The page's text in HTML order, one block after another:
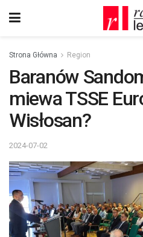
Strona Główna Region
Baranów
miewa TSSE
Wisłosan?
2024-07-02